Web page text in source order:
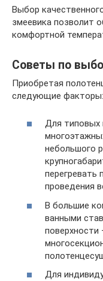
Выбор
змеевика позволит
комфортной
Советы по
Приобретая
следующие факторы:
Для типовых
небольшого
проведения
В большие
ванными
Для